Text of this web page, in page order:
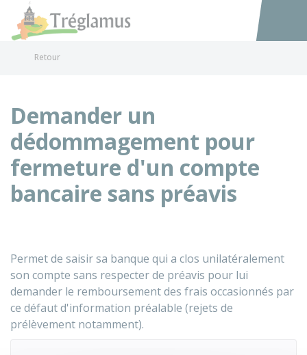
Accéder
Retour
Demander un
dédommagement pour
fermeture d'un compte
bancaire sans préavis
Permet de saisir sa banque qui a clos unilatéralement
son compte sans respecter de préavis pour lui
demander le remboursement des frais occasionnés par
ce défaut d'information préalable (rejets de
prélèvement notamment).